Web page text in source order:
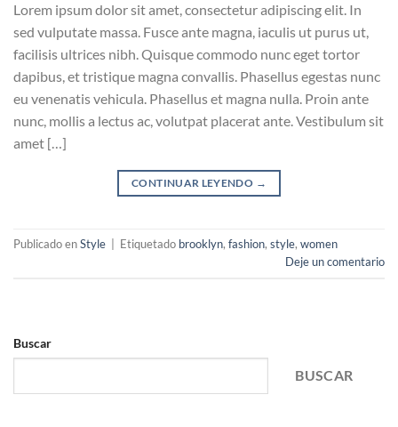
Lorem ipsum dolor sit amet, consectetur adipiscing elit. In
sed vulputate massa. Fusce ante magna, iaculis ut purus ut,
facilisis ultrices nibh. Quisque commodo nunc eget tortor
dapibus, et tristique magna convallis. Phasellus egestas nunc
eu venenatis vehicula. Phasellus et magna nulla. Proin ante
nunc, mollis a lectus ac, volutpat placerat ante. Vestibulum sit
amet […]
CONTINUAR LEYENDO →
Publicado enStyle Etiquetado brooklyn, fashion, style, women
Deje un comentario
Buscar
BUSCAR